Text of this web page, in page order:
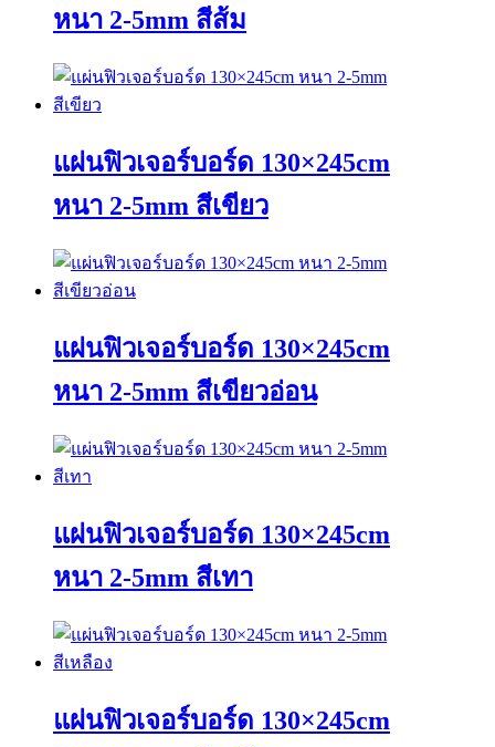
may
chosen
on
the
page
หนา 2-5mm สีส้ม
This
product
has
variants.
The
may
chosen
on
the
แผ่นฟิวเจอร์บอร์ด 130×245cm
หนา 2-5mm สีเขียว
This
product
has
variants.
The
may
chosen
on
the
แผ่นฟิวเจอร์บอร์ด 130×245cm
หนา 2-5mm สีเขียวอ่อน
This
product
has
variants.
The
may
chosen
on
the
แผ่นฟิวเจอร์บอร์ด 130×245cm
หนา 2-5mm สีเทา
This
product
has
variants.
The
แผ่นฟิวเจอร์บอร์ด 130×245cm